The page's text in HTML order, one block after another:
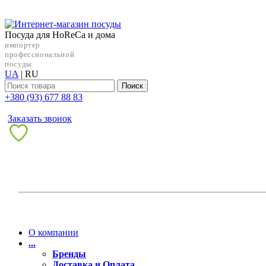
Посуда для HoReCa и дома
импортер
профессиональной
посуды
UA | RU
Поиск
+38‎0 (93) 677 88 83
Заказать звонок
О компании
...
Бренды